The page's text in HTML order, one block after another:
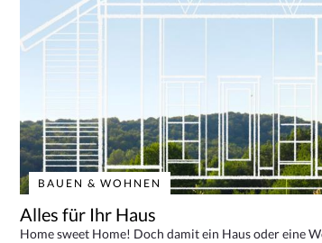
BAUEN & WOHNEN
Alles für Ihr Haus
Home sweet Home! Doch damit ein Haus oder eine